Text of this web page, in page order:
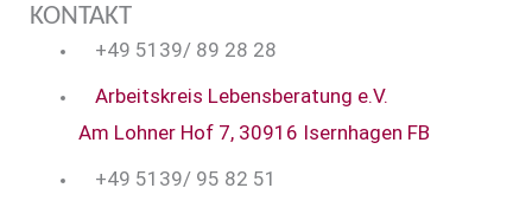
KONTAKT
+49 5139/ 89 28 28
Arbeitskreis Lebensberatung e.V.
Am Lohner Hof 7, 30916 Isernhagen FB
+49 5139/ 95 82 51